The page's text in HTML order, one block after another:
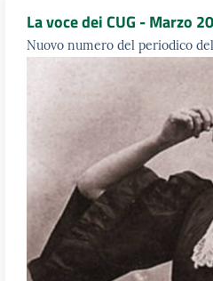
La voce dei CUG - Marzo
Nuovo numero del periodico